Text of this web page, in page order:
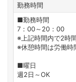
勤務時間
■勤務時間
7：00～20：00
※上記時間内で2時
※休憩時間は労働時
■曜日
週2日～OK